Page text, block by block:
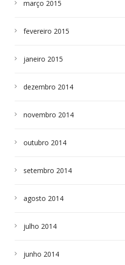
março 2015
fevereiro 2015
janeiro 2015
dezembro 2014
novembro 2014
outubro 2014
setembro 2014
agosto 2014
julho 2014
junho 2014